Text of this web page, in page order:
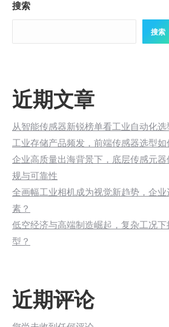
搜索
搜索
近期文章
从智能传感器新锐榜单看工业自动化
工业存储产品频发，前端传感器选型如
企业高质量出海背景下，底层传感元
规与可靠性
全画幅工业相机成为视觉新趋势，企
素？
低空经济与高端制造崛起，复杂工况
型？
近期评论